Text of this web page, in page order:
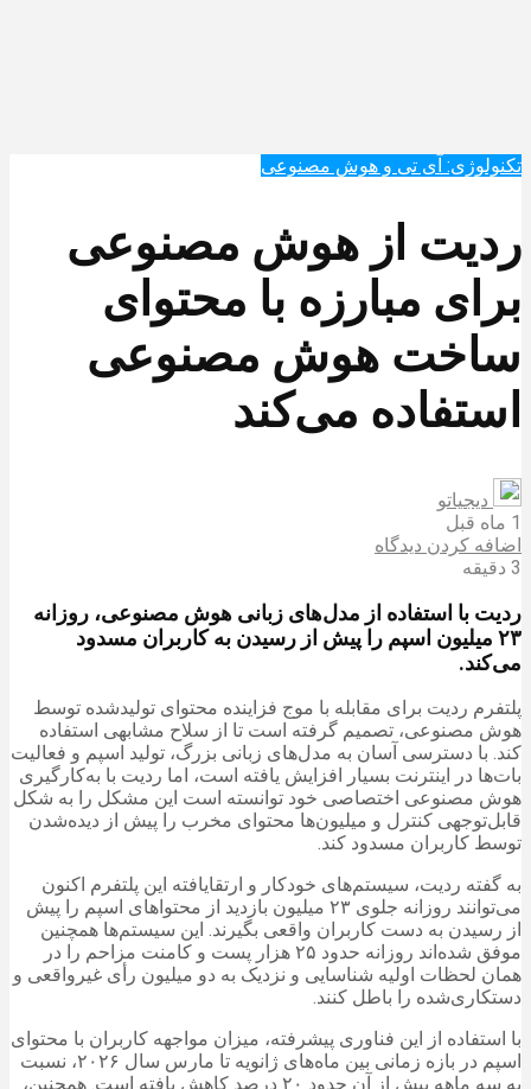
تکنولوژی: آی تی و هوش مصنوعی
ردیت از هوش مصنوعی
برای مبارزه با محتوای
ساخت هوش مصنوعی
استفاده می‌کند
دیجیاتو
1 ماه قبل
اضافه کردن دیدگاه
3 دقیقه
ردیت با استفاده از مدل‌های زبانی هوش مصنوعی، روزانه
۲۳ میلیون اسپم را پیش از رسیدن به کاربران مسدود
می‌کند.
پلتفرم ردیت برای مقابله با موج فزاینده محتوای تولیدشده توسط
هوش مصنوعی، تصمیم گرفته است تا از سلاح مشابهی استفاده
کند. با دسترسی آسان به مدل‌های زبانی بزرگ، تولید اسپم و فعالیت
بات‌ها در اینترنت بسیار افزایش یافته است، اما ردیت با به‌کارگیری
هوش مصنوعی اختصاصی خود توانسته است این مشکل را به شکل
قابل‌توجهی کنترل و میلیون‌ها محتوای مخرب را پیش از دیده‌شدن
توسط کاربران مسدود کند.
به گفته ردیت، سیستم‌های خودکار و ارتقایافته این پلتفرم اکنون
می‌توانند روزانه جلوی ۲۳ میلیون بازدید از محتواهای اسپم را پیش
از رسیدن به دست کاربران واقعی بگیرند. این سیستم‌ها همچنین
موفق شده‌اند روزانه حدود ۲۵ هزار پست و کامنت مزاحم را در
همان لحظات اولیه شناسایی و نزدیک به دو میلیون رأی غیرواقعی و
دستکاری‌شده را باطل کنند.
با استفاده از این فناوری پیشرفته، میزان مواجهه کاربران با محتوای
اسپم در بازه زمانی بین ماه‌های ژانویه تا مارس سال ۲۰۲۶، نسبت
به سه ماهه پیش از آن حدود ۲۰ درصد کاهش یافته است. همچنین،